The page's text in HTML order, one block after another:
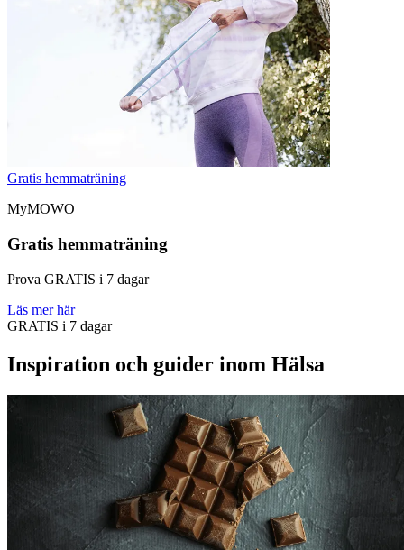
Gratis hemmaträning
MyMOWO
Gratis hemmaträning
Prova GRATIS i 7 dagar
Läs mer här
GRATIS i 7 dagar
Inspiration och guider inom Hälsa